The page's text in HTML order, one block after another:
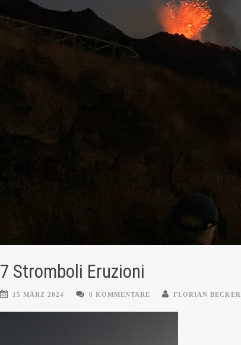
7 Stromboli Eruzioni
15 MÄRZ 2024 0 KOMMENTARE FLORIAN BECKER